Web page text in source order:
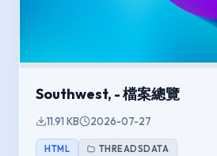
Southwest, - 檔案總覽
11.91 KB 2026-07-27
HTML THREADSDATA